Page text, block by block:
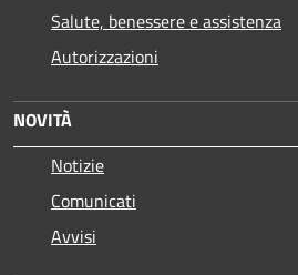
Salute, benessere e assistenza
Autorizzazioni
NOVITÀ
Notizie
Comunicati
Avvisi